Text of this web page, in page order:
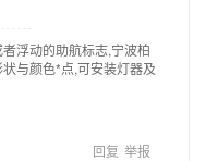
浮动的助航标志,宁波柏
与颜色*点,可安装灯器及
回复 举报